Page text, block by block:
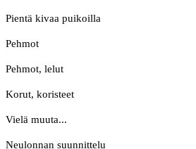
Pientä kivaa puikoilla
Pehmot
Pehmot, lelut
Korut, koristeet
Vielä muuta...
Neulonnan suunnittelu